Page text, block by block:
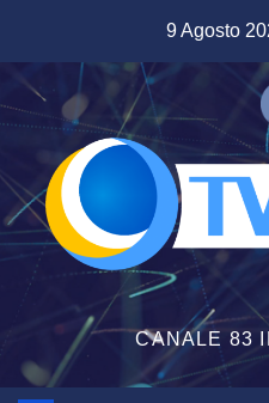
contenuto
9 Agosto
CANALE 83